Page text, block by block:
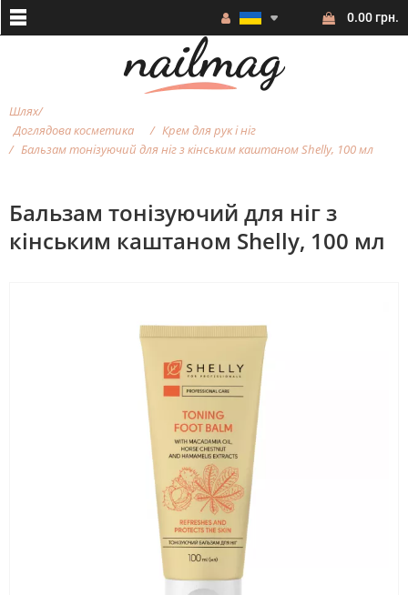
0.00 грн.
Шлях
Доглядова косметика
Крем для рук і ніг
Бальзам тонізуючий для ніг з кінським каштаном Shelly, 100 мл
Бальзам тонізуючий для ніг з
кінським каштаном Shelly, 100 мл